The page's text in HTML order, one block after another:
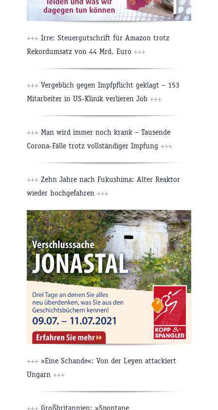
+++ Irre: Steuergutschrift für Amazon trotz
Rekordumsatz von 44 Mrd. Euro +++
+++ Vergeblich gegen Impfpflicht geklagt – 153
Mitarbeiter in US-Klinik verlieren Job +++
+++ Man wird immer noch krank – Tausende
Corona-Fälle trotz vollständiger Impfung +++
+++ Zehn Jahre nach Fukushima: Alter Reaktor
wieder hochgefahren +++
+++ »Eine Schande«: Von der Leyen attackiert
Ungarn +++
+++ Großbritannien: »Spontane